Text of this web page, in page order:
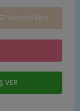
Sepete Ekle
VER